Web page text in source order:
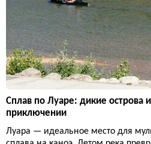
Сплав по Луаре: дикие острова
приключении
Луара — идеальное место для